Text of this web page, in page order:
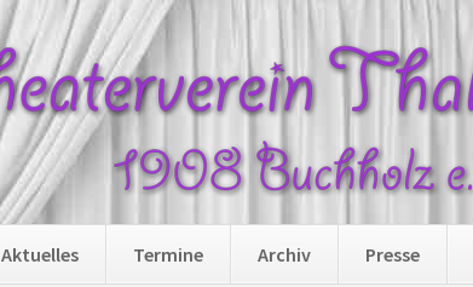
Aktuelles Termine Archiv Presse